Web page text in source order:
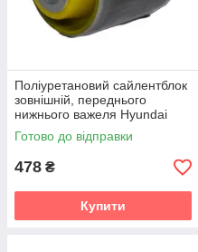
Поліуретановий сайлентблок
зовнішній, переднього
нижнього важеля Hyundai
Sonata 4 gen. (EF) Седан
(1998-2004) v19
Готово до відправки
478 ₴
Купити